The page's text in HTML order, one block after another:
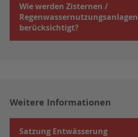
Wie werden Zisternen /
Regenwassernutzungsanlagen
berücksichtigt?
Weitere Informationen
Satzung Entwässerung